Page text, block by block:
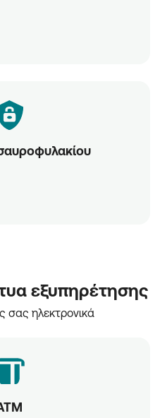
εξυπηρέτησης
σας ηλεκτρονικά